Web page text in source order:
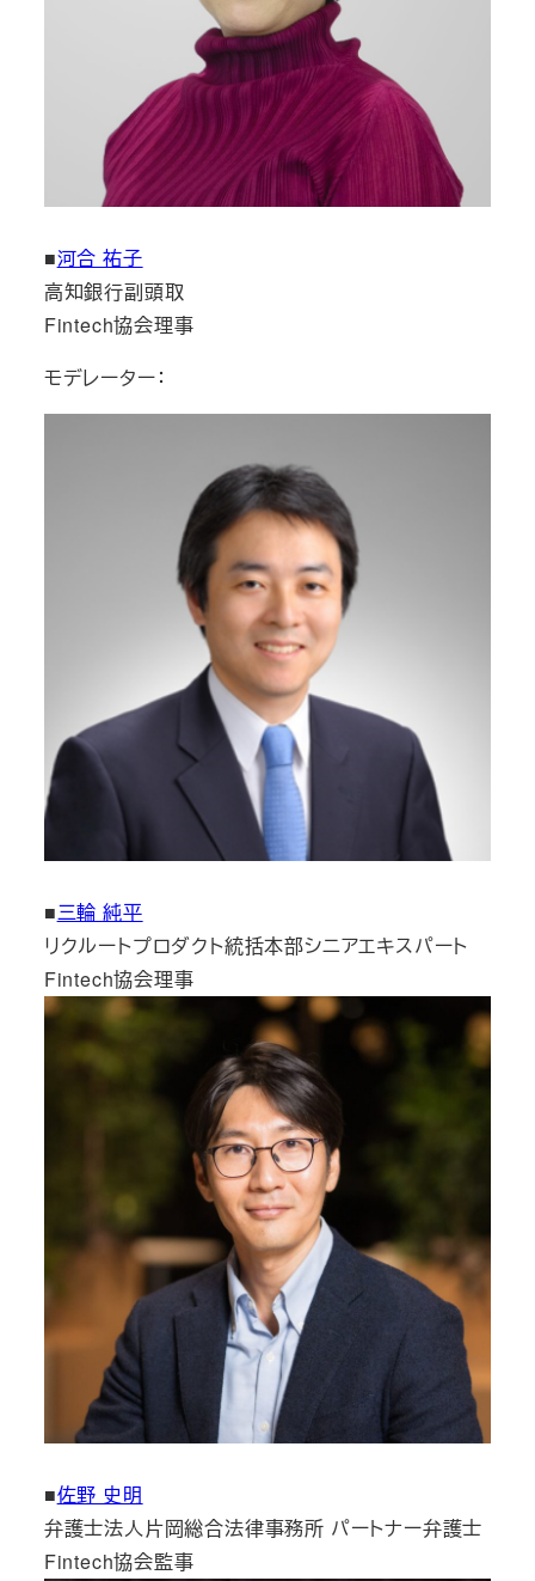
■河合 祐子
高知銀行副頭取
Fintech協会理事
モデレーター：
■三輪 純平
リクルートプロダクト統括本部シニアエキスパート
Fintech協会理事
■佐野 史明
弁護士法人片岡総合法律事務所 パートナー弁護士
Fintech協会監事